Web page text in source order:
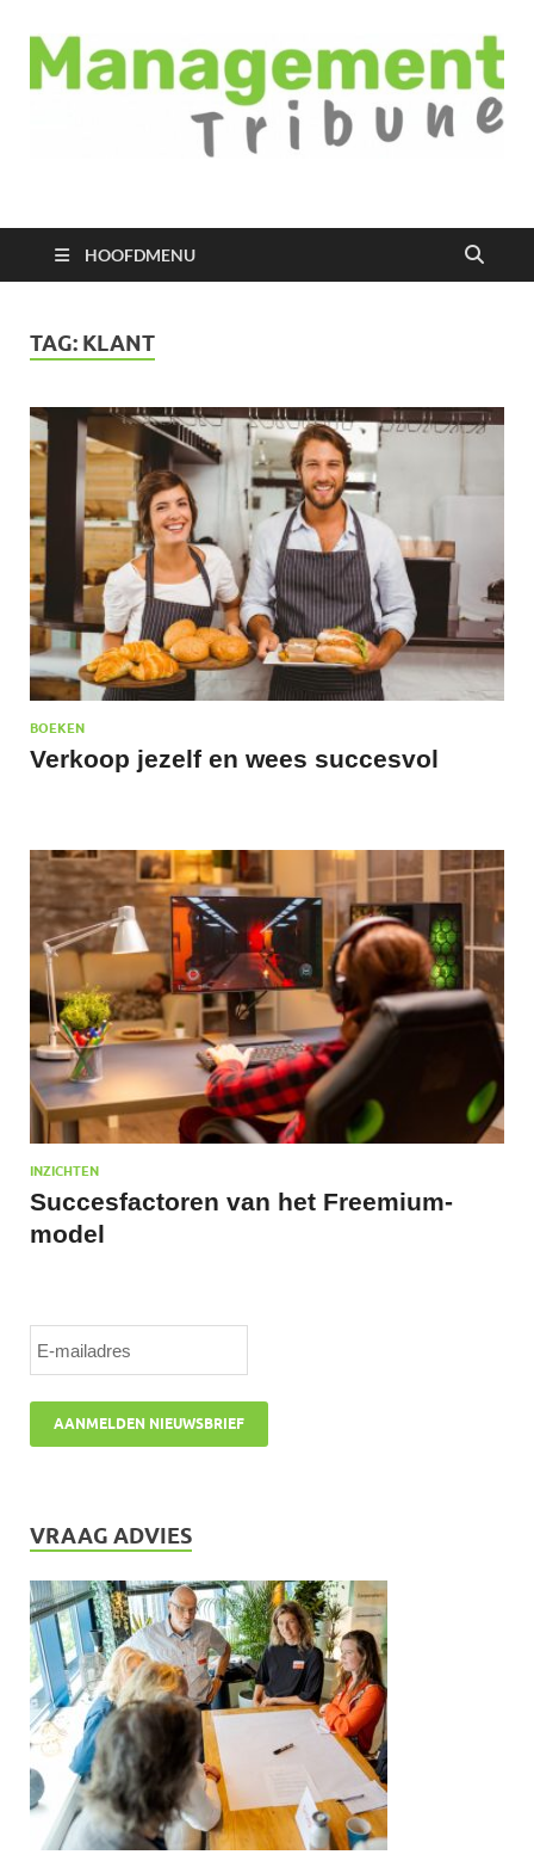
Managementtribune
HOOFDMENU
TAG: KLANT
BOEKEN
Verkoop jezelf en wees succesvol
INZICHTEN
Succesfactoren van het Freemium-
model
VRAAG ADVIES